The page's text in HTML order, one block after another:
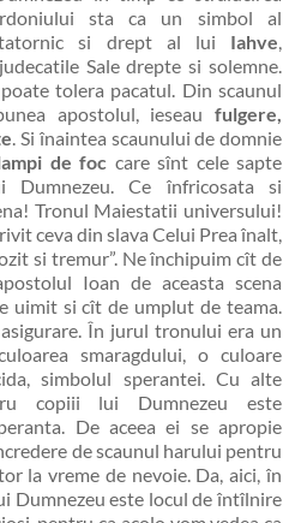
sta ca un simbol al
si drept al lui Iahve,
Sale drepte si solemne.
tolera pacatul. Din scaunul
apostolul, ieseau fulgere,
. Si înaintea scaunului de domnie
de foc care sînt cele sapte
Dumnezeu. Ce înfricosata si
Tronul Maiestatii universului!
ceva din slava Celui Prea înalt,
si tremur”. Ne închipuim cît de
Ioan de aceasta scena
uimit si cît de umplut de teama.
În jurul tronului era un
smaragdului, o culoare
simbolul sperantei. Cu alte
copiii lui Dumnezeu este
. De aceea ei se apropie
de scaunul harului pentru
la vreme de nevoie. Da, aici, în
Dumnezeu este locul de întîlnire